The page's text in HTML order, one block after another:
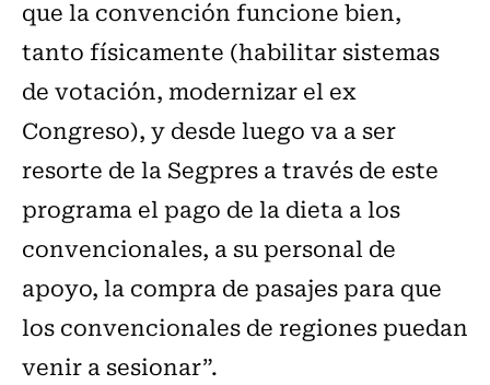
que la convención funcione bien,
tanto físicamente (habilitar sistemas
de votación, modernizar el ex
Congreso), y desde luego va a ser
resorte de la Segpres a través de este
programa el pago de la dieta a los
convencionales, a su personal de
apoyo, la compra de pasajes para que
los convencionales de regiones puedan
venir a sesionar”.